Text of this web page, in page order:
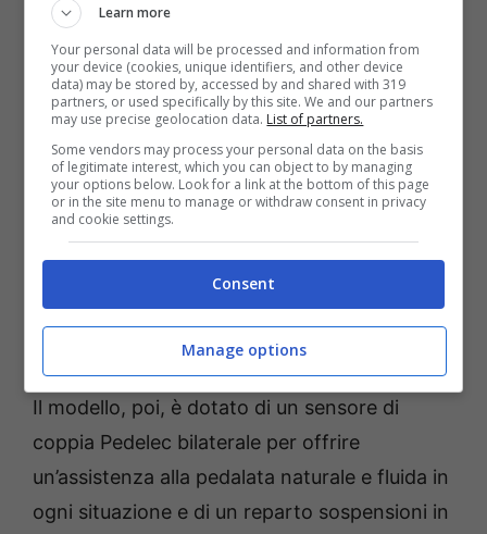
La versione dedicata invece al mercato
europeo, Italia compresa, si è dovuta
allineare alle norme vigenti nel Vecchio
Continente, ma si propone comunque con
prestazioni e caratteristiche tecniche di pura
eccellenza. A partire dalmotore da 250 W e
una velocità massima di 25 km/h, mentre la
generosa coppia è sempre di 190 Nm, come
pure l’autonomia offerta dallabatteria agli
ioni di litio da 1.620 Wh .
Il modello, poi, è dotato di un sensore di
coppia Pedelec bilaterale per offrire
un’assistenza alla pedalata naturale e fluida in
ogni situazione e di un reparto sospensioni in
Learn more
Your personal data will be processed and information from
your device (cookies, unique identifiers, and other device
data) may be stored by, accessed by and shared with 319
partners, or used specifically by this site. We and our partners
may use precise geolocation data. List of partners.
Some vendors may process your personal data on the basis
of legitimate interest, which you can object to by managing
your options below. Look for a link at the bottom of this page
or in the site menu to manage or withdraw consent in privacy
and cookie settings.
Consent
Manage options